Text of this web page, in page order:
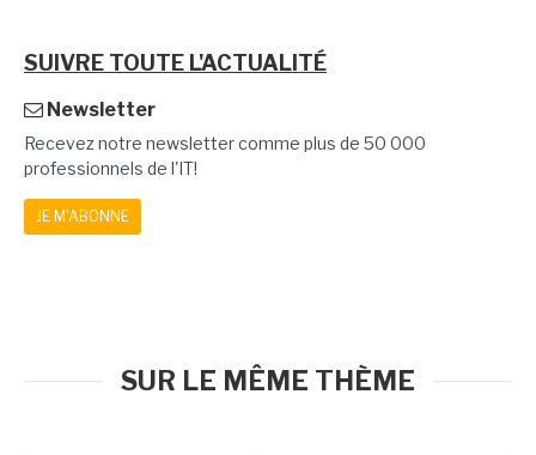
SUIVRE TOUTE L'ACTUALITÉ
Newsletter
Recevez notre newsletter comme plus de 50 000
professionnels de l'IT!
JE M'ABONNE
SUR LE MÊME THÈME